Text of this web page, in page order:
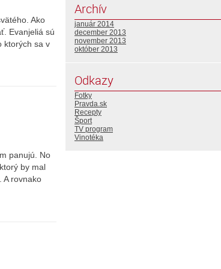
Ako
Evanjeliá sú
ktorých sa v
panujú. No
by mal
A rovnako
Archív
január 2014
december 2013
november 2013
október 2013
Odkazy
Fotky
Pravda.sk
Recepty
Šport
TV program
Vinotéka